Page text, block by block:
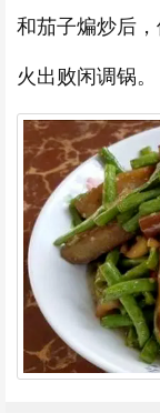
和茄子煸炒后
火出败闲调锅。